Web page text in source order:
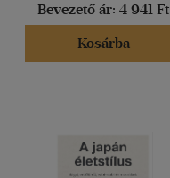
Bevezető ár: 4 941 Ft
Kosárba